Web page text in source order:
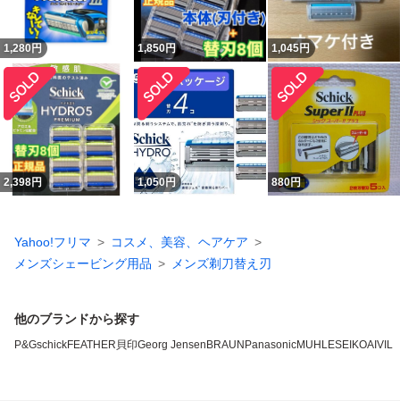
1,280 円 1,850円 1,045円
2,398円 1,050円 880円
Yahoo!フリマ
コスメ、美容、ヘアケア
メンズシェービング用品
メンズ剃刀替え刃
他のブランドから探す
P&GschickFEATHER 貝印Georg Jensen BRAUN PanasonicMUHLESEIKOAIVIL